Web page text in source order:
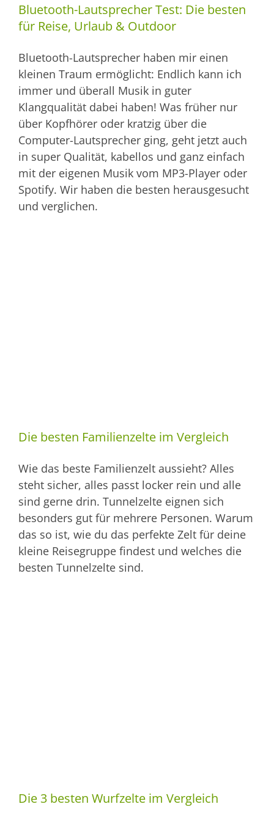
Bluetooth-Lautsprecher Test: Die besten
für Reise, Urlaub & Outdoor
Bluetooth-Lautsprecher haben mir einen
kleinen Traum ermöglicht: Endlich kann ich
immer und überall Musik in guter
Klangqualität dabei haben! Was früher nur
über Kopfhörer oder kratzig über die
Computer-Lautsprecher ging, geht jetzt auch
in super Qualität, kabellos und ganz einfach
mit der eigenen Musik vom MP3-Player oder
Spotify. Wir haben die besten herausgesucht
und verglichen.
Die besten Familienzelte im Vergleich
Wie das beste Familienzelt aussieht? Alles
steht sicher, alles passt locker rein und alle
sind gerne drin. Tunnelzelte eignen sich
besonders gut für mehrere Personen. Warum
das so ist, wie du das perfekte Zelt für deine
kleine Reisegruppe findest und welches die
besten Tunnelzelte sind.
Die 3 besten Wurfzelte im Vergleich